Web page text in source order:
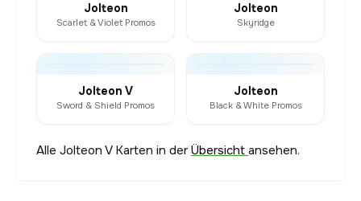
Jolteon
Scarlet & Violet Promos
Jolteon
Skyridge
Jolteon V
Sword & Shield Promos
Jolteon
Black & White Promos
Alle Jolteon V Karten in derÜbersicht ansehen.